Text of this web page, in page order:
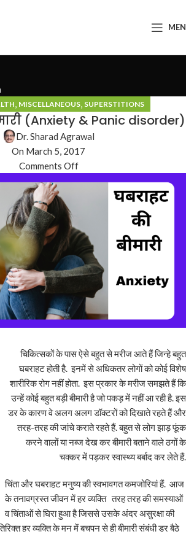
, MISCELLANEOUS, SUPERSTITIONS
(Anxiety & Panic disorder)
Dr. Sharad Agrawal
On March 5, 2017
Comments Off
चिकित्सकों के पास ऐसे बहुत से मरीज आते हैं जिन्हे बहुत
घबराहट होती है. इनमें से अधिकतर लोगों को कोई विशेष
शारीरिक रोग नहीं होता. इस प्रकार के मरीज समझते हैं कि
उन्हें कोई बहुत बड़ी बीमारी है जो पकड़ में नहीं आ रही है. इस
डर के कारण वे अलग अलग डॉक्टरों को दिखाते रहते हैं और
तरह-तरह की जांचे कराते रहते हैं. बहुत से लोग झाड़ फूंक
करने वालों या नब्ज देख कर बीमारी बताने वाले ठगों के
चक्कर में पड़कर स्वास्थ्य बर्बाद कर लेते हैं.
चिंता और घबराहट मनुष्य की स्वभावगत कमजोरियां हैं. आज
के तनावग्रस्त जीवन में हर व्यक्ति तरह तरह की समस्याओं
व चिंताओं से घिरा हुआ है जिससे उसके अंदर असुरक्षा की
हर व्यक्ति के मन में बचपन से ही बीमारी संबंधी डर बैठे